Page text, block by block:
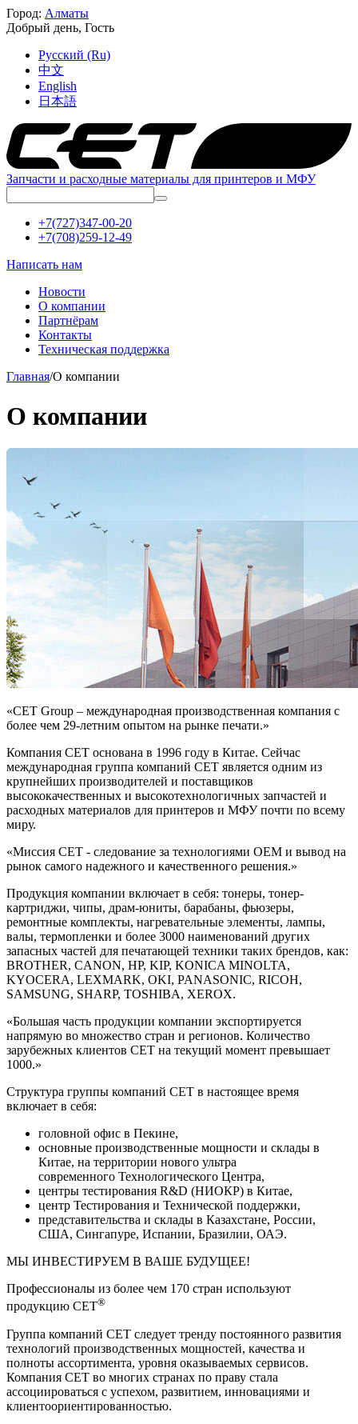
Город: Алматы
Добрый день, Гость
Русский (Ru)
中文
English
日本語
Запчасти и расходные материалы для принтеров и МФУ
+7(727)347-00-20
+7(708)259-12-49
Написать нам
Новости
О компании
Партнёрам
Контакты
Техническая поддержка
Главная/О компании
О компании
CET Group – международная производственная компания с
более чем 29-летним опытом на рынке печати.
Компания СЕТ основана в 1996 году в Китае. Сейчас
международная группа компаний СЕТ является одним из
крупнейших производителей и поставщиков
высококачественных и высокотехнологичных запчастей и
расходных материалов для принтеров и МФУ почти по всему
миру.
Миссия CET - следование за технологиями OEM и вывод на
рынок самого надежного и качественного решения.
Продукция компании включает в себя: тонеры, тонер-
картриджи, чипы, драм-юниты, барабаны, фьюзеры,
ремонтные комплекты, нагревательные элементы, лампы,
валы, термопленки и более 3000 наименований других
запасных частей для печатающей техники таких брендов, как:
BROTHER, CANON, HP, KIP, KONICA MINOLTA,
KYOCERA, LEXMARK, OKI, PANASONIC, RICOH,
SAMSUNG, SHARP, TOSHIBA, XEROX.
Большая часть продукции компании экспортируется
напрямую во множество стран и регионов. Количество
зарубежных клиентов CET на текущий момент превышает
1000.
Структура группы компаний СЕТ в настоящее время
включает в себя:
головной офис в Пекине,
основные производственные мощности и склады в
Китае, на территории нового ультра
современного Технологического Центра,
центры тестирования R&D (НИОКР) в Китае,
центр Тестирования и Технической поддержки,
представительства и склады в Казахстане, России,
США, Сингапуре, Испании, Бразилии, ОАЭ.
МЫ ИНВЕСТИРУЕМ В ВАШЕ БУДУЩЕЕ!
Профессионалы из более чем 170 стран используют
продукцию СЕТ®
Группа компаний СЕТ следует тренду постоянного развития
технологий производственных мощностей, качества и
полноты ассортимента, уровня оказываемых сервисов.
Компания СЕТ во многих странах по праву стала
ассоциироваться с успехом, развитием, инновациями и
клиентоориентированностью.